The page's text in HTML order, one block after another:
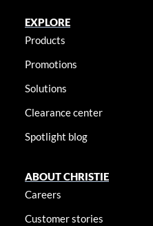
EXPLORE
Products
Promotions
Solutions
Clearance center
Spotlight blog
ABOUT CHRISTIE
Careers
Customer stories